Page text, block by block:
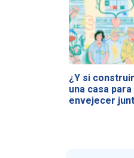
¿Y si
una casa
envejecer